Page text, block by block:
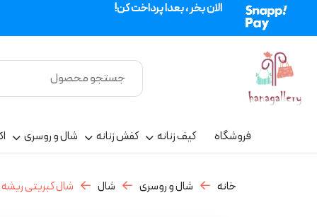
الان بخر ، بعدا پرداخت کن!
فروشگاه کیف زنانه کفش زنانه شال و روسری
خانه شال و روسری شال شال کبریتی ریشه